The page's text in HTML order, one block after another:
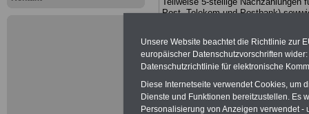
Post, Telekom und Postbank)
Hier die
abschließen!
Unsere Website beachtet die Richtlinie zur
europäischer Datenschutzvorschriften
Datenschutzrichtlinie für elektronische
Diese Internetseite verwendet Cookies, um
Dienste und Funktionen bereitzustellen. Es
Personalisierung von Anzeigen verwendet